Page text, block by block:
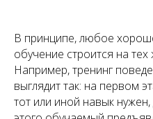
В принципе, любое
обучение строится на
Например, тренинг
выглядит так: на первом
тот или иной навык